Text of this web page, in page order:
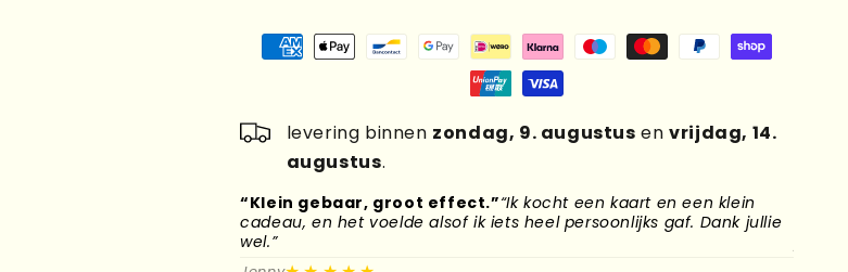
levering binnen zondag, 9. augustus envrijdag, 14.
augustus.
“Klein gebaar, groot effect.”“Ik kocht een kaart en een klein
cadeau, en het voelde alsof ik iets heel persoonlijks gaf. Dank jullie
wel.”